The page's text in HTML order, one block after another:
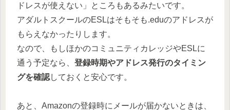
ドレスが使えない」ところもあるみたいです。
アダルトスクールのESLはそもそも.eduのアドレスが
もらえなかったりします。
なので、もしほかのコミュニティカレッジやESLに
通う予定なら、 登録時期やアドレス発行のタイミン
グを確認しておくと安心です。
あと、Amazonの登録時にメールが届かないときは、